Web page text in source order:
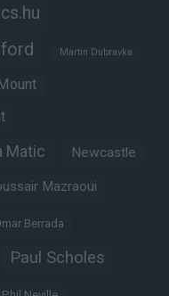
Martin Dubravka
Matic Newcastle
Mazraoui
Berrada
Paul Scholes